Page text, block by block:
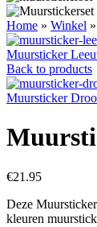
Home » Winkel »
Muursticker
Back to products
Muursticker
€21.95
Deze
kleuren